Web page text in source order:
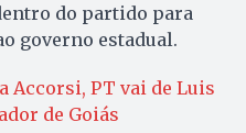
do partido para
governo estadual.
Accorsi, PT vai de Luis
de Goiás